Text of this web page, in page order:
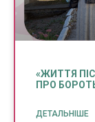
«ЖИТТЯ
ПРО
ДЕТАЛЬНІШЕ